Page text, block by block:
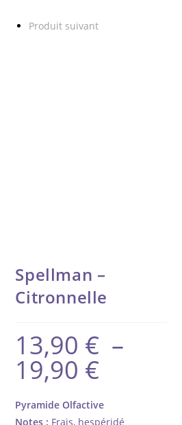
Produit suivant
Spellman –
Citronnelle
13,90 € –
19,90 €
19,90 €
Pyramide Olfactive
Notes : Frais, hespéridé